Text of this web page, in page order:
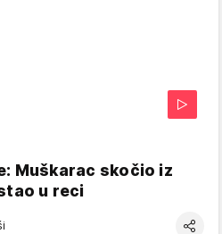
Muškarac skočio iz
u reci